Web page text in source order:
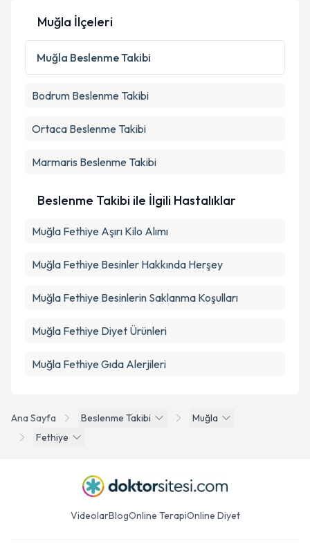
Ana Sayfa Beslenme Takibi
Muğla
Fethiye
Muğla İlçeleri
Muğla Beslenme Takibi
Bodrum Beslenme Takibi
Ortaca Beslenme Takibi
Marmaris Beslenme Takibi
Beslenme Takibi ile İlgili Hastalıklar
Muğla Fethiye Aşırı Kilo Alımı
Muğla Fethiye Besinler Hakkında Herşey
Muğla Fethiye Besinlerin Saklanma Koşulları
Muğla Fethiye Diyet Ürünleri
Muğla Fethiye Gıda Alerjileri
VideolarBlogOnline TerapiOnline Diyet